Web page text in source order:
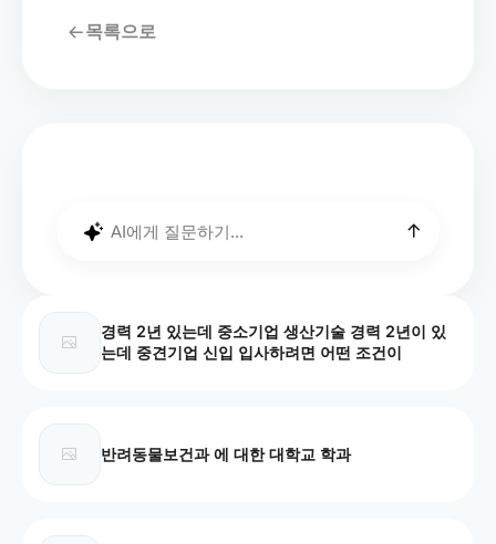
목록으로
경력 2년 있는데 중소기업 생산기술 경력 2년이 있
는데 중견기업 신입 입사하려면 어떤 조건이
반려동물보건과 에 대한 대학교 학과